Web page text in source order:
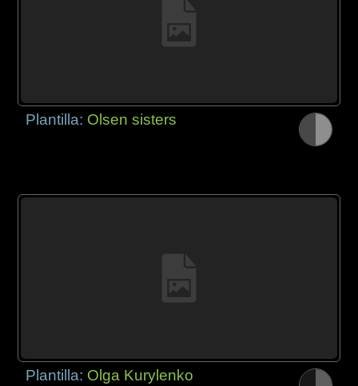
Plantilla: Olsen sisters
Plantilla: Olga Kurylenko